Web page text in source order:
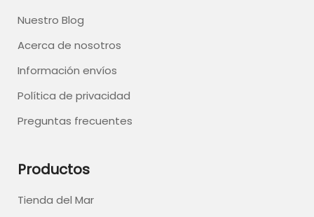
Nuestro Blog
Acerca de nosotros
Información envíos
Política de privacidad
Preguntas frecuentes
Productos
Tienda del Mar